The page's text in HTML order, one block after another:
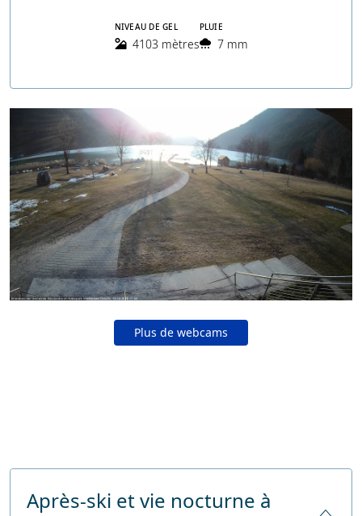
NIVEAU DE GEL
4103 mètres
PLUIE
7 mm
Plus de webcams
Après-ski et vie nocturne à